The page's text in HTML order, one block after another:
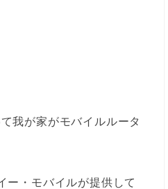
我が家がモバイルルータ
ー・モバイルが提供して